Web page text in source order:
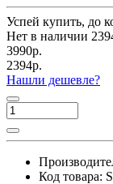
Успей купить, до
Нет в наличии
3990р.
2394р.
Нашли дешевле?
Код товара: